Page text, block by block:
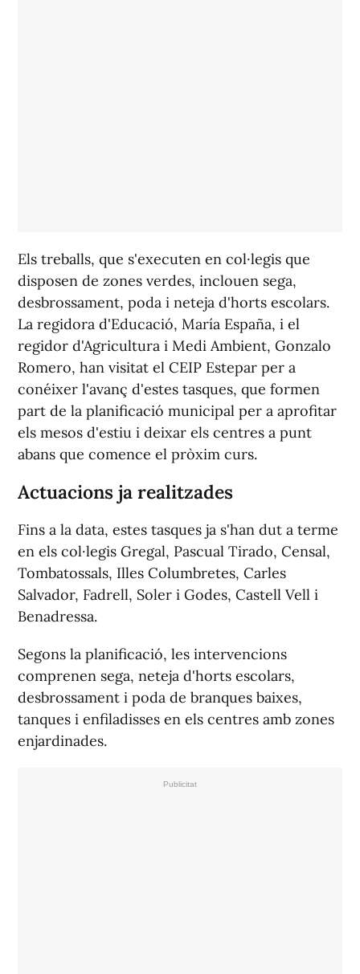
Els treballs, que s'executen en col·legis que
disposen de zones verdes, inclouen sega,
desbrossament, poda i neteja d'horts escolars.
La regidora d'Educació, María España, i el
regidor d'Agricultura i Medi Ambient, Gonzalo
Romero, han visitat el CEIP Estepar per a
conéixer l'avanç d'estes tasques, que formen
part de la planificació municipal per a aprofitar
els mesos d'estiu i deixar els centres a punt
abans que comence el pròxim curs.
Actuacions ja realitzades
Fins a la data, estes tasques ja s'han dut a terme
en els col·legis Gregal, Pascual Tirado, Censal,
Tombatossals, Illes Columbretes, Carles
Salvador, Fadrell, Soler i Godes, Castell Vell i
Benadressa.
Segons la planificació, les intervencions
comprenen sega, neteja d'horts escolars,
desbrossament i poda de branques baixes,
tanques i enfiladisses en els centres amb zones
enjardinades.